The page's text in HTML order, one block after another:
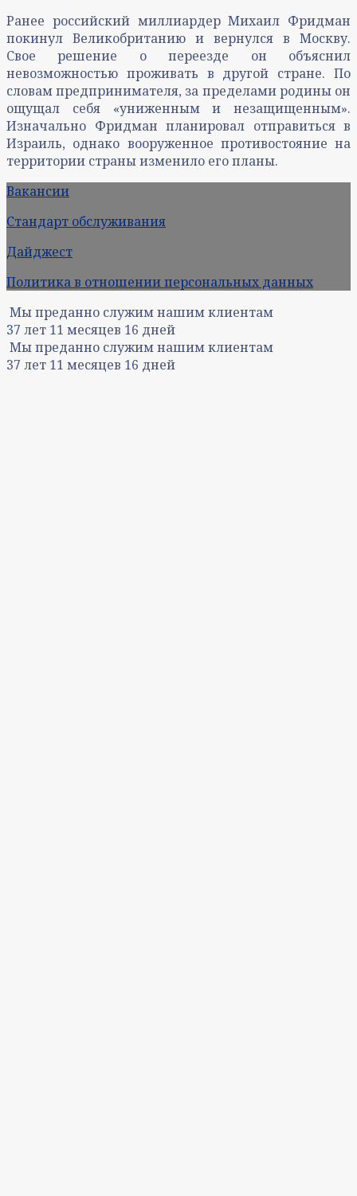
Ранее российский миллиардер Михаил Фридман
покинул Великобританию и вернулся в Москву.
Свое решение о переезде он объяснил
невозможностью проживать в другой стране. По
словам предпринимателя, за пределами родины он
ощущал себя «униженным и незащищенным».
Изначально Фридман планировал отправиться в
Израиль, однако вооруженное противостояние на
территории страны изменило его планы.
Вакансии
Стандарт обслуживания
Дайджест
Политика в отношении персональных данных
Мы преданно служим нашим клиентам
37 лет 11 месяцев 16 дней
Мы преданно служим нашим клиентам
37 лет 11 месяцев 16 дней